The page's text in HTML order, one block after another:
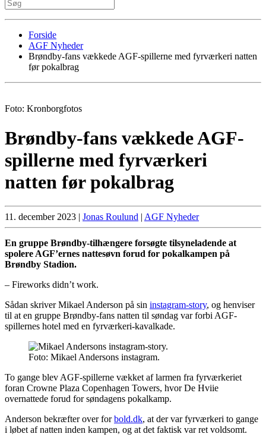
Forside
AGF Nyheder
Brøndby-fans vækkede AGF-spillerne med fyrværkeri natten
før pokalbrag
Foto: Kronborgfotos
Brøndby-fans vækkede AGF-
spillerne med fyrværkeri
natten før pokalbrag
11. december 2023 | Jonas Roulund | AGF Nyheder
En gruppe Brøndby-tilhængere forsøgte tilsyneladende at
spolere AGF’ernes nattesøvn forud for pokalkampen på
Brøndby Stadion.
– Fireworks didn’t work.
Sådan skriver Mikael Anderson på sin instagram-story, og henviser
til at en gruppe Brøndby-fans natten til søndag var forbi AGF-
spillernes hotel med en fyrværkeri-kavalkade.
Foto: Mikael Andersons instagram.
To gange blev AGF-spillerne vækket af larmen fra fyrværkeriet
foran Crowne Plaza Copenhagen Towers, hvor De Hviie
overnattede forud for søndagens pokalkamp.
Anderson bekræfter over forbold.dk, at der var fyrværkeri to gange
i løbet af natten inden kampen, og at det faktisk var ret voldsomt.